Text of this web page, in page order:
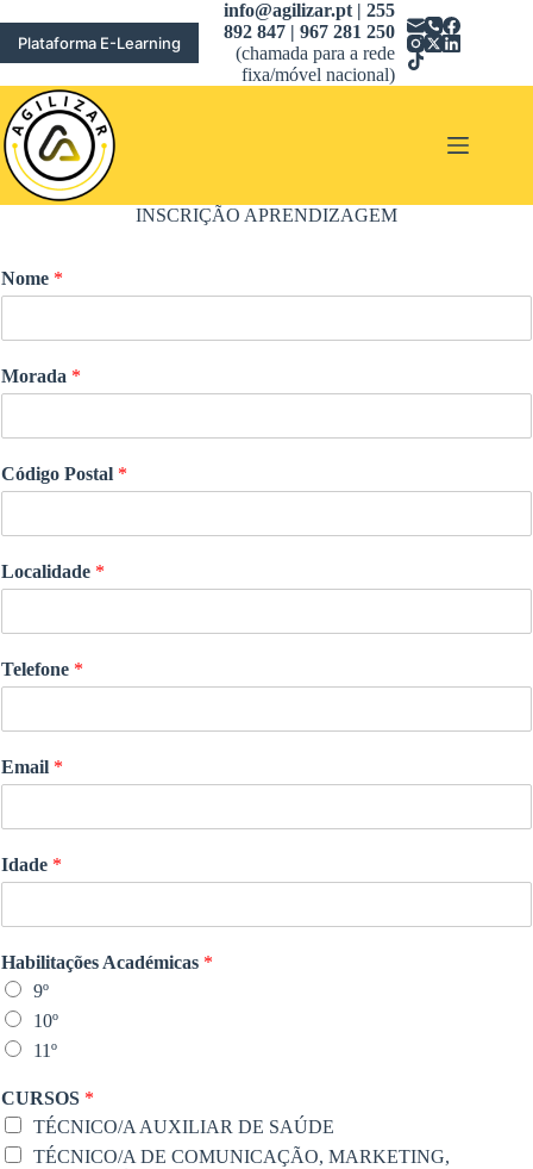
Plataforma E-Learning
info@agilizar.pt | 255
892 847 | 967 281 250
(chamada para a rede
fixa/móvel nacional)
INSCRIÇÃO APRENDIZAGEM
Nome *
Morada *
Código Postal *
Localidade *
Telefone *
Email *
Idade *
Habilitações Académicas *
9º
10º
11º
CURSOS *
TÉCNICO/A AUXILIAR DE SAÚDE
TÉCNICO/A DE COMUNICAÇÃO, MARKETING,